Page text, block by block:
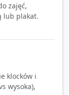
zajęć,
lub plakat.
klocków i
wysoka),